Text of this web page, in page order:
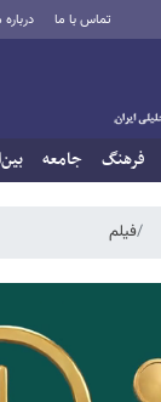
تماس با ما درباره
فرهنگ جامعه
فیلم